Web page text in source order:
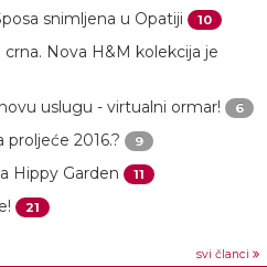
snimljena u Opatiji 10
Nova H&M kolekcija je
uslugu - virtualni ormar! 6
2016.? 9
Hippy Garden 11
21
svi članci